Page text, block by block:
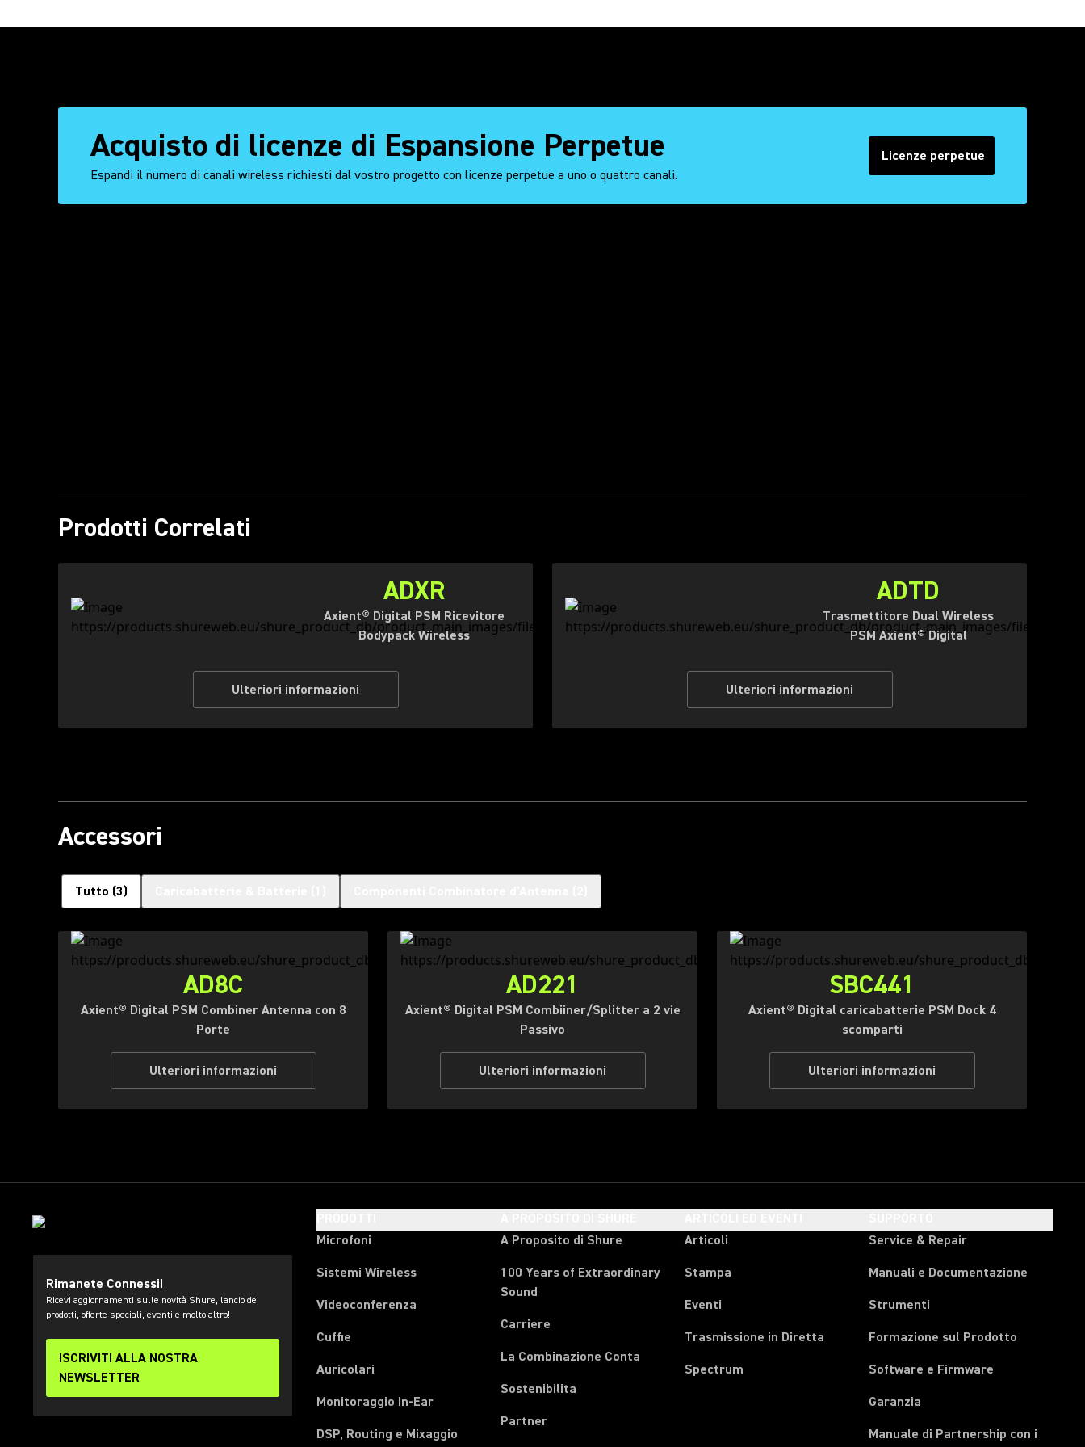
Acquisto di licenze di Espansione Perpetue
Espandi il numero di canali wireless richiesti dal vostro progetto con licenze perpetue a uno o quattro canali.
Licenze perpetue
Prodotti Correlati
ADXR
Axient® Digital PSM Ricevitore
Bodypack Wireless
Ulteriori informazioni
ADTD
Trasmettitore Dual Wireless
PSM Axient® Digital
Ulteriori informazioni
Accessori
Tutto (3)
AD8C
Axient® Digital PSM Combiner Antenna con 8
Porte
Ulteriori informazioni
AD221
Axient® Digital PSM Combiiner/Splitter a 2 vie
Passivo
Ulteriori informazioni
SBC441
Axient® Digital caricabatterie PSM Dock 4
scomparti
Ulteriori informazioni
Rimanete Connessi!
Ricevi aggiornamenti sulle novità Shure, lancio dei
prodotti, offerte speciali, eventi e molto altro!
ISCRIVITI ALLA NOSTRA
NEWSLETTER
Microfoni
Sistemi Wireless
Videoconferenza
Cuffie
Auricolari
Monitoraggio In-Ear
DSP, Routing e Mixaggio
A Proposito di Shure
100 Years of Extraordinary
Sound
Carriere
La Combinazione Conta
Sostenibilita
Partner
Articoli
Stampa
Eventi
Trasmissione in Diretta
Spectrum
Service & Repair
Manuali e Documentazione
Strumenti
Formazione sul Prodotto
Software e Firmware
Garanzia
Manuale di Partnership con i